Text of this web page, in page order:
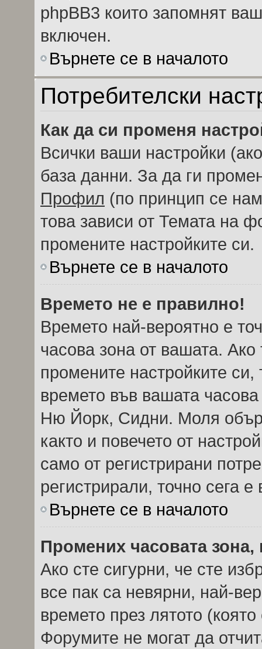
phpBB3 които запомнят
включен.
Върнете се в началото
Потребителски
Как да си променя
Всички ваши настройки
база данни. За да ги
Профил (по принцип се
това зависи от Темата на
промените настройките си.
Върнете се в началото
Времето не е правилно!
Времето най-вероятно е
часова зона от вашата.
промените настройките
времето във вашата
Ню Йорк, Сидни. Моля
както и повечето от
само от регистрирани
регистрирали, точно сега
Върнете се в началото
Промених часовата
Ако сте сигурни, че сте
все пак са невярни, най-
времето през лятото
Форумите не могат да